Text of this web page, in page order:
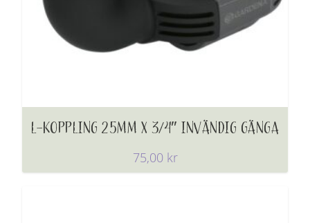
L-KOPPLING 25MM X 3/4″ INVÄNDIG GÄNGA
75,00 kr